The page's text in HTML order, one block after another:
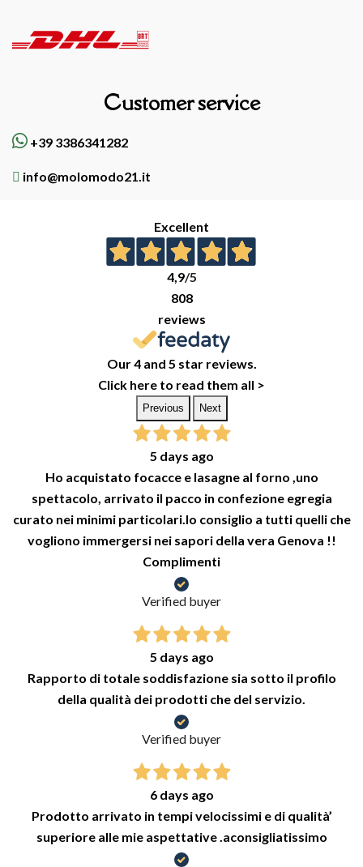
Customer service
+39 3386341282
info@molomodo21.it
Excellent
4,9/5
808
reviews
Our 4 and 5 star reviews.
Click here to read them all >
Previous Next
5 days ago
Ho acquistato focacce e lasagne al forno ,uno
spettacolo, arrivato il pacco in confezione egregia
curato nei minimi particolari.lo consiglio a tutti quelli che
vogliono immergersi nei sapori della vera Genova !!
Complimenti
Verified buyer
5 days ago
Rapporto di totale soddisfazione sia sotto il profilo
della qualità dei prodotti che del servizio.
Verified buyer
6 days ago
Prodotto arrivato in tempi velocissimi e di qualità’
superiore alle mie aspettative .aconsigliatissimo